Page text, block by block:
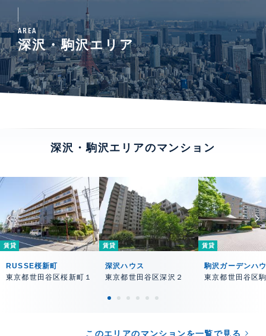
AREA
深沢・駒沢エリア
深沢・駒沢エリアのマンション
賃貸
RUSSE桜新町
東京都世田谷区桜新町１
賃貸
深沢ハウス
東京都世田谷区深沢２
賃貸
駒沢ガーデンハ
東京都世田谷区
このエリアのマンションを一覧で見る